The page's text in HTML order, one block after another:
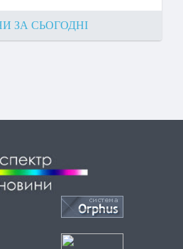
ЗА СЬОГОДНІ